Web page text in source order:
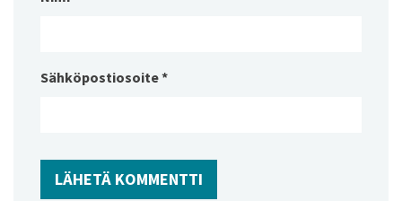
Sähköpostiosoite*